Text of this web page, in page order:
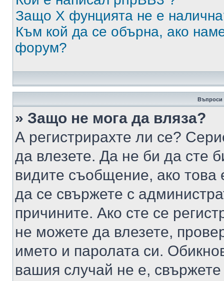
Защо X фунцията не е
Към кой да се обърна, ако
форум?
Въпроси
» Защо не мога да вляза?
А регистрирахте ли се?
да влезете. Да не би да сте
видите съобщение, ако това
да се свържете с
причините. Ако сте се
не можете да влезете,
името и паролата си.
вашия случай не е,